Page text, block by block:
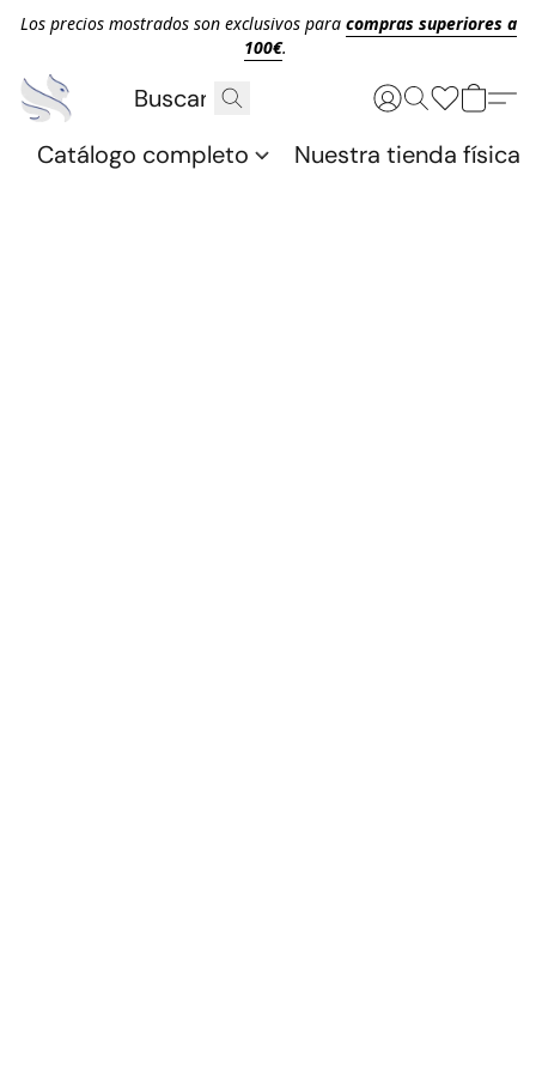
Los precios mostrados son exclusivos para compras superiores a
100€.
Catálogo completo Nuestra tienda física